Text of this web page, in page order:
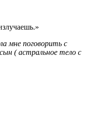
мне поговорить с
( астральное тело с